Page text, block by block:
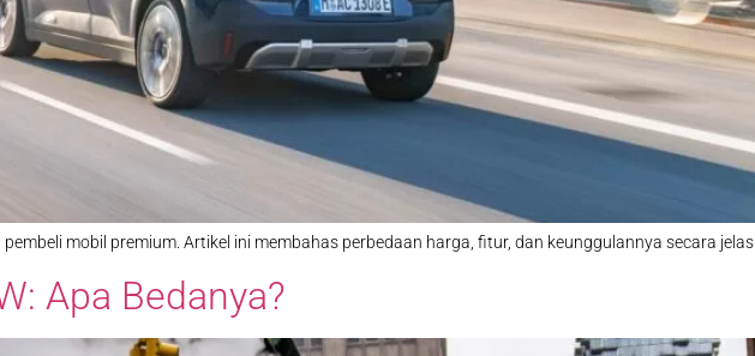
mobil premium. Artikel ini membahas perbedaan harga, fitur, dan keunggulannya secara jelas.
Apa Bedanya?